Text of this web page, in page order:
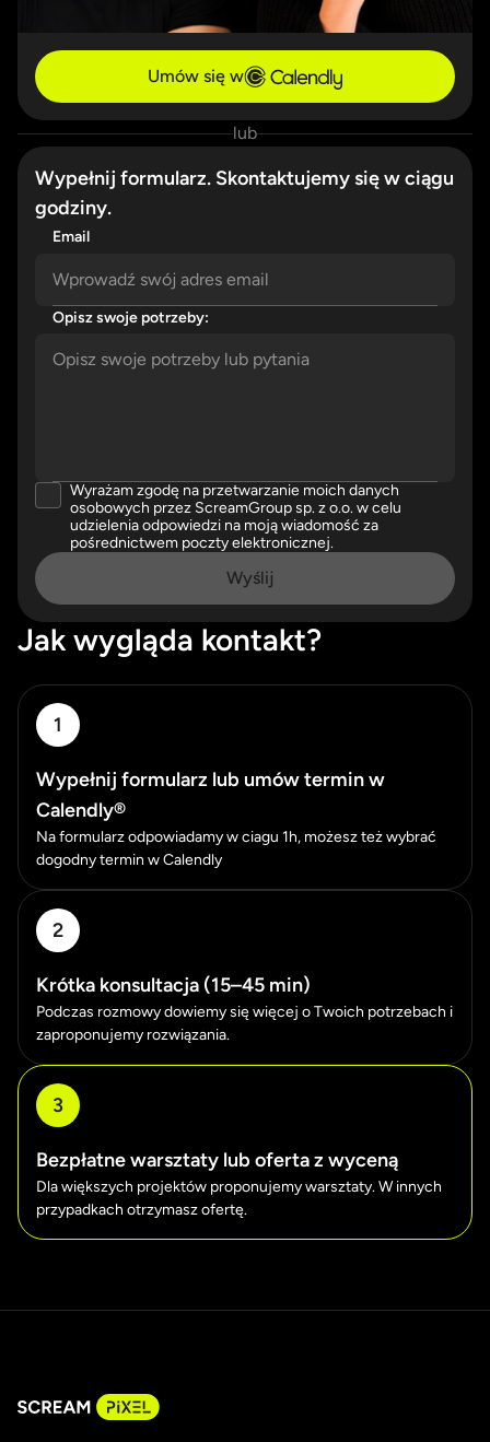
Umów się w
lub
Wypełnij formularz. Skontaktujemy się w ciągu
godziny.
Email
Please enter a valid email address.
Opisz swoje potrzeby:
Please describe your needs in detail.
Wyrażam zgodę na przetwarzanie moich danych
osobowych przez ScreamGroup sp. z o.o. w celu
udzielenia odpowiedzi na moją wiadomość za
pośrednictwem poczty elektronicznej.
Please accept our privacy policy
Wyślij
Jak wygląda kontakt?
1
Wypełnij formularz lub umów termin w
Calendly®
Na formularz odpowiadamy w ciagu 1h, możesz też wybrać
dogodny termin w Calendly
2
Krótka konsultacja (15–45 min)
Podczas rozmowy dowiemy się więcej o Twoich potrzebach i
zaproponujemy rozwiązania.
3
Bezpłatne warsztaty lub oferta z wyceną
Dla większych projektów proponujemy warsztaty. W innych
przypadkach otrzymasz ofertę.